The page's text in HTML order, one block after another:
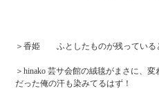
＞香姫 ふとしたものが残っている
＞hinako 芸サ会館の絨毯がまさに、
だった俺の汗も染みてるはず！